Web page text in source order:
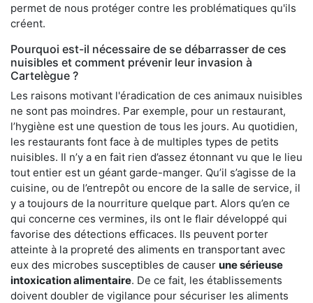
permet de nous protéger contre les problématiques qu'ils
créent.
Pourquoi est-il nécessaire de se débarrasser de ces
nuisibles et comment prévenir leur invasion à
Cartelègue ?
Les raisons motivant l'éradication de ces animaux nuisibles
ne sont pas moindres. Par exemple, pour un restaurant,
l’hygiène est une question de tous les jours. Au quotidien,
les restaurants font face à de multiples types de petits
nuisibles. Il n’y a en fait rien d’assez étonnant vu que le lieu
tout entier est un géant garde-manger. Qu’il s’agisse de la
cuisine, ou de l’entrepôt ou encore de la salle de service, il
y a toujours de la nourriture quelque part. Alors qu’en ce
qui concerne ces vermines, ils ont le flair développé qui
favorise des détections efficaces. Ils peuvent porter
atteinte à la propreté des aliments en transportant avec
eux des microbes susceptibles de causer une sérieuse
intoxication alimentaire. De ce fait, les établissements
doivent doubler de vigilance pour sécuriser les aliments